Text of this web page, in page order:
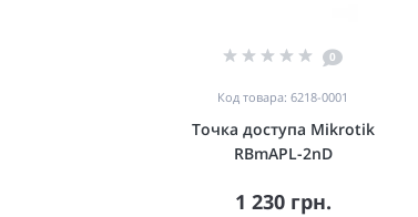
0
Код товара: 6218-0001
Точка доступа Mikrotik
RBmAPL-2nD
1 230 грн.